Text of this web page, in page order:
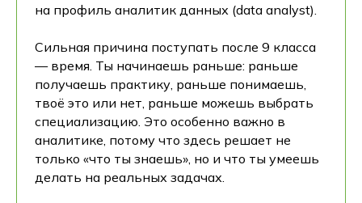
на профиль аналитик данных (data analyst).
Сильная причина поступать после 9 класса
— время. Ты начинаешь раньше: раньше
получаешь практику, раньше понимаешь,
твоё это или нет, раньше можешь выбрать
специализацию. Это особенно важно в
аналитике, потому что здесь решает не
только «что ты знаешь», но и что ты умеешь
делать на реальных задачах.